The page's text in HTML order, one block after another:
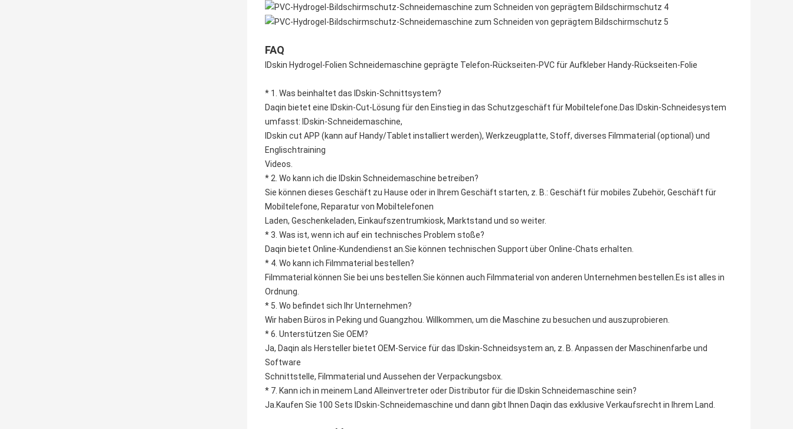
FAQ
IDskin Hydrogel-Folien Schneidemaschine geprägte Telefon-Rückseiten-PVC für Aufkleber Handy-Rückseiten-Folie
* 1. Was beinhaltet das IDskin-Schnittsystem?
Daqin bietet eine IDskin-Cut-Lösung für den Einstieg in das Schutzgeschäft für Mobiltelefone.Das IDskin-Schneidesystem
umfasst: IDskin-Schneidemaschine,
IDskin cut APP (kann auf Handy/Tablet installiert werden), Werkzeugplatte, Stoff, diverses Filmmaterial (optional) und
Englischtraining
Videos.
* 2. Wo kann ich die IDskin Schneidemaschine betreiben?
Sie können dieses Geschäft zu Hause oder in Ihrem Geschäft starten, z. B.: Geschäft für mobiles Zubehör, Geschäft für
Mobiltelefone, Reparatur von Mobiltelefonen
Laden, Geschenkeladen, Einkaufszentrumkiosk, Marktstand und so weiter.
* 3. Was ist, wenn ich auf ein technisches Problem stoße?
Daqin bietet Online-Kundendienst an.Sie können technischen Support über Online-Chats erhalten.
* 4. Wo kann ich Filmmaterial bestellen?
Filmmaterial können Sie bei uns bestellen.Sie können auch Filmmaterial von anderen Unternehmen bestellen.Es ist alles in
Ordnung.
* 5. Wo befindet sich Ihr Unternehmen?
Wir haben Büros in Peking und Guangzhou. Willkommen, um die Maschine zu besuchen und auszuprobieren.
* 6. Unterstützen Sie OEM?
Ja, Daqin als Hersteller bietet OEM-Service für das IDskin-Schneidsystem an, z. B. Anpassen der Maschinenfarbe und
Software
Schnittstelle, Filmmaterial und Aussehen der Verpackungsbox.
* 7. Kann ich in meinem Land Alleinvertreter oder Distributor für die IDskin Schneidemaschine sein?
Ja.Kaufen Sie 100 Sets IDskin-Schneidemaschine und dann gibt Ihnen Daqin das exklusive Verkaufsrecht in Ihrem Land.